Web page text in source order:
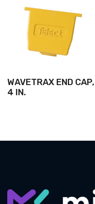
WAVETRAX END CAP,
4 IN.